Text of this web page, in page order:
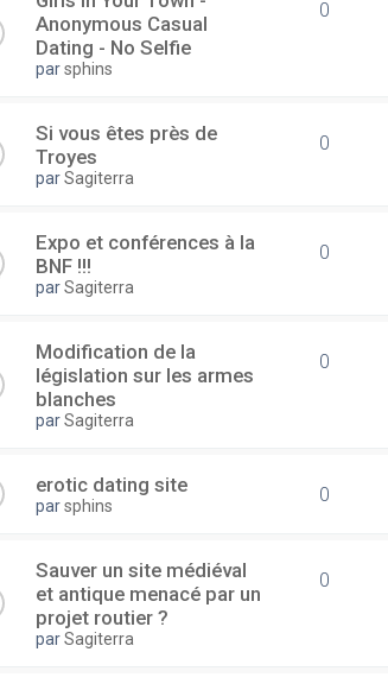
Anonymous Casual
Dating - No Selfie
parsphins
0
Si vous êtes près de
Troyes
parSagiterra
0
Expo et conférences à la
BNF !!!
parSagiterra
0
Modification de la
législation sur les armes
blanches
parSagiterra
0
erotic dating site
parsphins 0
Sauver un site médiéval
et antique menacé par un
projet routier ?
parSagiterra
0